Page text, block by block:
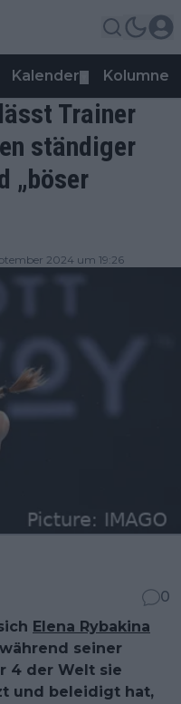
Kalender Kolumnen
Trainer
ständiger
„böser
2024 um 19:26
0
Elena Rybakina
seiner
4 der Welt sie
und beleidigt hat,